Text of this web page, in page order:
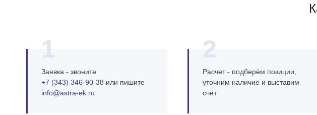
1
Заявка - звоните
+7 (343) 346‑90‑38 или пишите
info@astra‑ek.ru
2
Расчет - подберём позиции,
уточним наличие и выставим
счёт